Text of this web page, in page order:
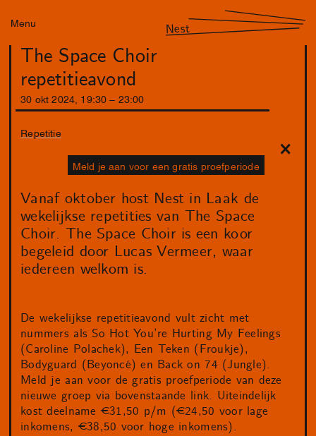
Menu Nest
The Space Choir
repetitieavond
30 okt 2024 19:30 23 :00
Repetitie
Meld je aan voor een gratis proefperiode
Vanaf oktober host Nest in Laak de
wekelijkse repetities van The Space
Choir. The Space Choir is een koor
begeleid door Lucas Vermeer, waar
iedereen welkom is.
De wekelijkse repetitieavond vult zicht met
nummers als So Hot You’re Hurting My Feelings
(Caroline Polachek), Een Teken (Froukje),
Bodyguard (Beyoncé) en Back on 74 (Jungle).
Meld je aan voor de gratis proefperiode van deze
nieuwe groep via bovenstaande link. Uiteindelijk
kost deelname €31,50 p/m (€24,50 voor lage
inkomens, €38,50 voor hoge inkomens).